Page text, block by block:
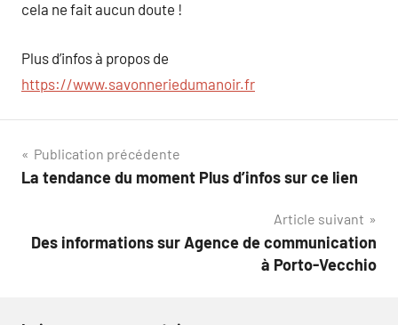
cela ne fait aucun doute !
Plus d’infos à propos de
https://www.savonneriedumanoir.fr
Navigation
de
Publication précédente
La tendance du moment Plus d’infos sur ce lien
Article suivant
Des informations sur Agence de communication
à Porto-Vecchio